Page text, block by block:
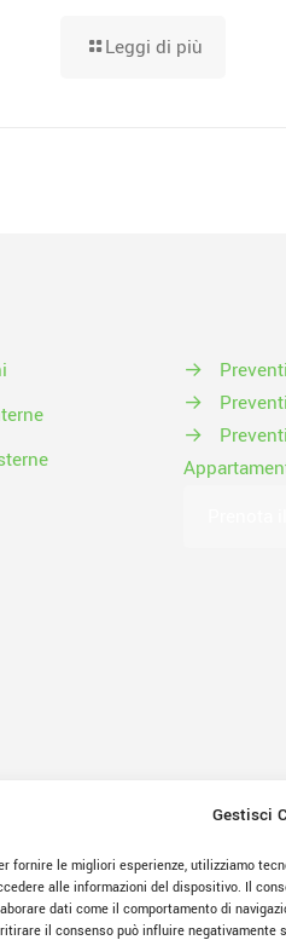
Gestisci
fornire le migliori esperienze, utilizziamo
alle informazioni del dispositivo. Il
dati come il comportamento di
il consenso può influire negativamente
Leggi di più
→
→
→